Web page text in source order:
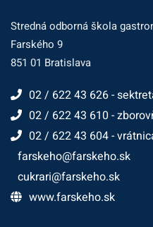
Stredná odborná škola
Farského 9
851 01 Bratislava
02 / 622 43 626 -
02 / 622 43 610 -
02 / 622 43 604 -
farskeho@farskeho.sk
cukrari@farskeho.sk
www.farskeho.sk